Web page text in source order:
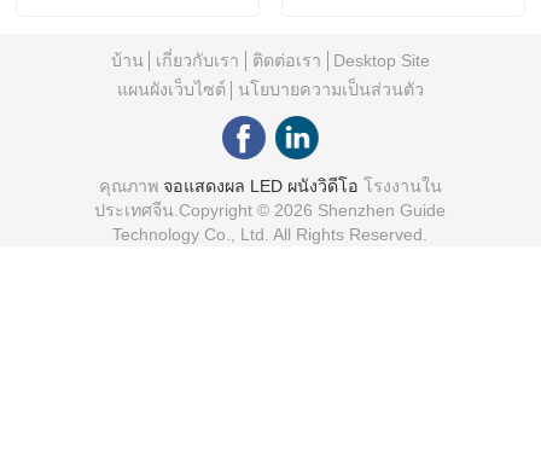
บ้าน เกี่ยวกับเรา ติดต่อเรา
Desktop Site
แผนผังเว็บไซต์
นโยบายความเป็นส่วนตัว
คุณภาพ จอแสดงผล LED ผนังวิดีโอ โรงงานใน
ประเทศจีน.Copyright © 2026 Shenzhen Guide
Technology Co., Ltd. All Rights Reserved.